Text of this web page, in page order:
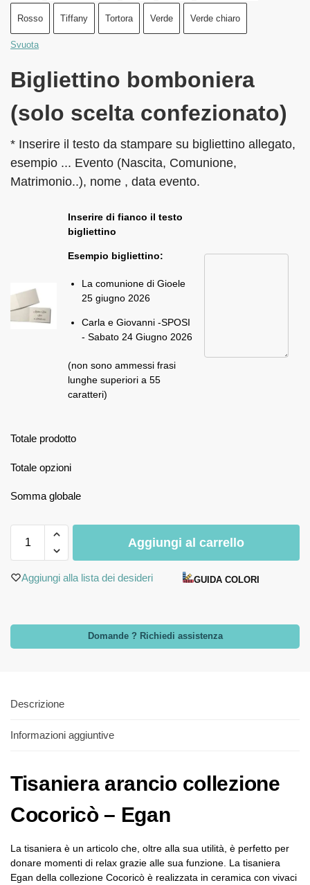
Rosso Tiffany Tortora Verde Verde chiaro
Svuota
Bigliettino bomboniera
(solo scelta confezionato)
* Inserire il testo da stampare su bigliettino allegato,
esempio ... Evento (Nascita, Comunione,
Matrimonio..), nome , data evento.
Inserire di fianco il testo
bigliettino
Esempio bigliettino:
La comunione di Gioele
25 giugno 2026
Carla e Giovanni -SPOSI
- Sabato 24 Giugno 2026
(non sono ammessi frasi
lunghe superiori a 55
caratteri)
Totale prodotto
Totale opzioni
Somma globale
Aggiungi al carrello
Aggiungi alla lista dei desideri GUIDA COLORI
Domande ? Richiedi assistenza
Descrizione
Informazioni aggiuntive
Tisaniera arancio collezione
Cocoricò – Egan
La tisaniera è un articolo che, oltre alla sua utilità, è perfetto per
donare momenti di relax grazie alle sua funzione. La tisaniera
Egan della collezione Cocoricò è realizzata in ceramica con vivaci